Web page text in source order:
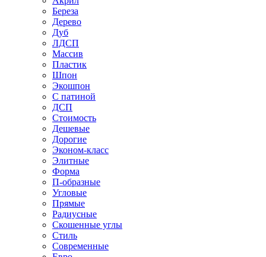
Береза
Дерево
Дуб
ЛДСП
Массив
Пластик
Шпон
Экошпон
С патиной
ДСП
Стоимость
Дешевые
Дорогие
Эконом-класс
Элитные
Форма
П-образные
Угловые
Прямые
Радиусные
Скошенные углы
Стиль
Современные